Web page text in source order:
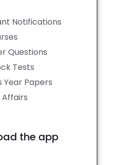
Notifications
Questions
Tests
Year Papers
the app